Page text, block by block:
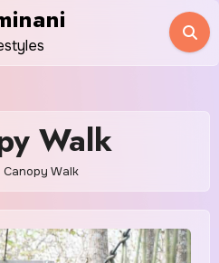
Walk
Canopy Walk